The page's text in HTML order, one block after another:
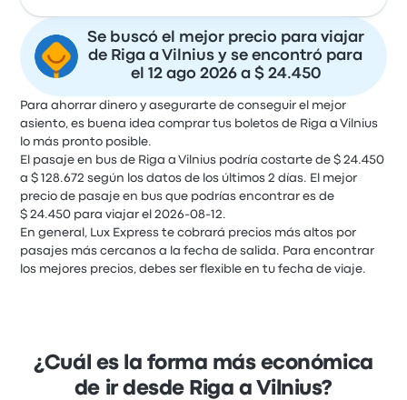
Se buscó el mejor precio para viajar
de Riga a Vilnius y se encontró para
el 12 ago 2026 a $ 24.450
Para ahorrar dinero y asegurarte de conseguir el mejor
asiento, es buena idea comprar tus boletos de Riga a Vilnius
lo más pronto posible.
El pasaje en bus de Riga a Vilnius podría costarte de $ 24.450
a $ 128.672 según los datos de los últimos 2 días. El mejor
precio de pasaje en bus que podrías encontrar es de
$ 24.450 para viajar el 2026-08-12.
En general, Lux Express te cobrará precios más altos por
pasajes más cercanos a la fecha de salida. Para encontrar
los mejores precios, debes ser flexible en tu fecha de viaje.
¿Cuál es la forma más económica
de ir desde Riga a Vilnius?